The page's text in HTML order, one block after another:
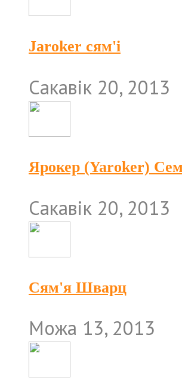
Jaroker сям'і
Сакавік 20, 2013
Ярокер (Yaroker)
Сакавік 20, 2013
Сям'я Шварц
Можа 13, 2013